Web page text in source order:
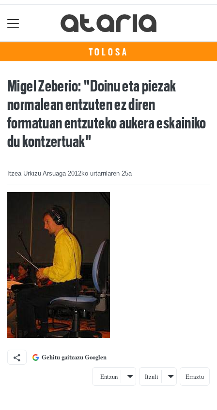
TOLOSA
Migel Zeberio: "Doinu eta piezak
normalean entzuten ez diren
formatuan entzuteko aukera eskainiko
du kontzertuak"
Itzea Urkizu Arsuaga 2012ko urtarrilaren 25a
Gehitu gaitzazu Googlen
Entzun Itzuli Erraztu